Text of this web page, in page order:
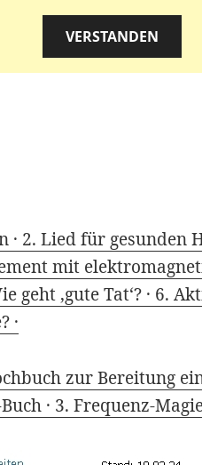
· 2. Lied für gesunden
mit
geht ‚gute Tat‘? · 6.
·
zur Bereitung
· 3. Frequenz-Magie
VERSTANDEN